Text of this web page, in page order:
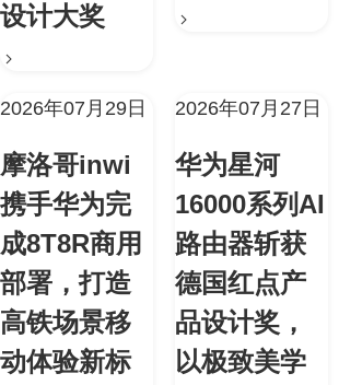
设计大奖
2026年07月29日
摩洛哥inwi
携手华为完
成8T8R商用
部署，打造
高铁场景移
动体验新标
2026年07月27日
华为星河
16000系列AI
路由器斩获
德国红点产
品设计奖，
以极致美学